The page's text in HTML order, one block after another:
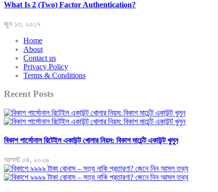
What Is 2 (Two) Factor Authentication?
জুন ১৩, ২০১৭
Home
About
Contact us
Privacy Policy
Terms & Conditions
Recent Posts
বিকাশ পার্সোনাল রিটেইল একাউন্ট খোলার নিয়ম: বিকাশ মার্চেন্ট একাউন্ট খুলুন
আগস্ট ০৪, ২০২৬